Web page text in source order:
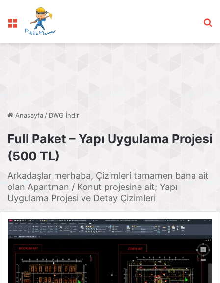
Menü
Anasayfa / DWG İndir
Full Paket – Yapı Uygulama Projesi
(500 TL)
Arkadaşlar merhaba, Çizimleri tamamen bana ait
olan Apartman / Konut projesine ait; Yapı
Uygulama Projesi ve Detay Çizimleri